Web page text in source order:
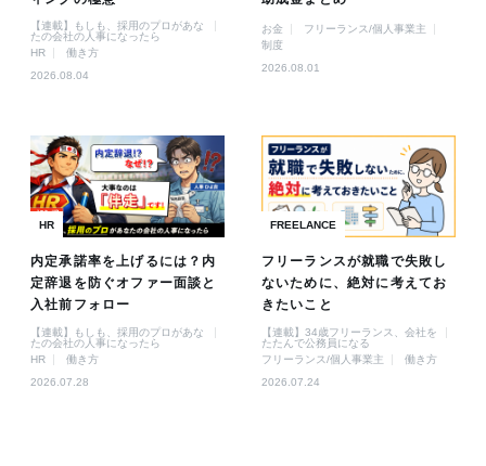
【連載】もしも、採用のプロがあな
たの会社の人事になったら
HR
働き方
2026.08.04
お金
フリーランス/個人事業主
制度
2026.08.01
HR
内定承諾率を上げるには？内
定辞退を防ぐオファー面談と
入社前フォロー
【連載】もしも、採用のプロがあな
たの会社の人事になったら
HR
働き方
2026.07.28
FREELANCE
フリーランスが就職で失敗し
ないために、絶対に考えてお
きたいこと
【連載】34歳フリーランス、会社を
たたんで公務員になる
フリーランス/個人事業主
働き方
2026.07.24